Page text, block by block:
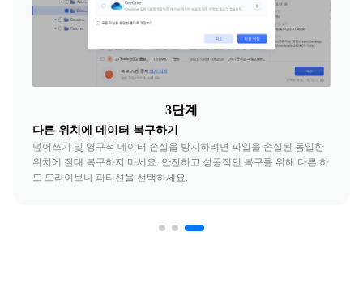
3단계
다른 위치에 데이터 복구하기
덮어쓰기 및 영구적 데이터 손실을 방지하려면 파일을 손실된 동일한
위치에 절대 복구하지 마세요. 안전하고 성공적인 복구를 위해 다른 하
드 드라이브나 파티션을 선택하세요.